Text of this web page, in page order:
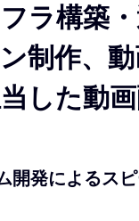
ラ構築
制作、
した動
開発によるス